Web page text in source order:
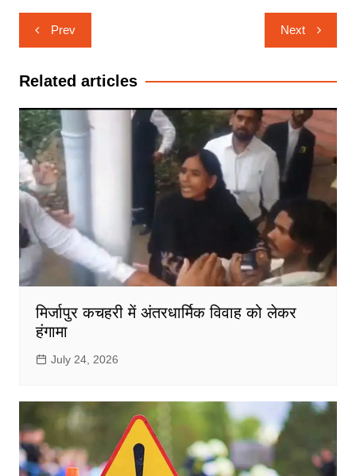
Post
navigation
Prev Next
Related articles
मिर्जापुर कचहरी में अंतरधार्मिक विवाह को लेकर
हंगामा
July 24, 2026